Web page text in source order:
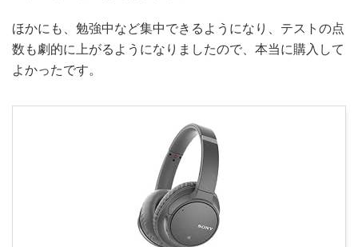
ほかにも、勉強中など集中できるようになり、テストの点
数も劇的に上がるようになりましたので、本当に購入して
よかったです。